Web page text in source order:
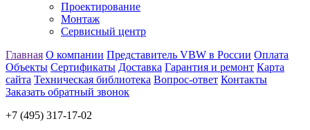
Проектирование
Монтаж
Сервисный центр
Главная О компании Представитель VBW в России Оплата
Объекты Сертификаты Доставка Гарантия и ремонт Карта
сайта Техническая библиотека Вопрос-ответ Контакты
Заказать обратный звонок
+7 (495) 317-17-02